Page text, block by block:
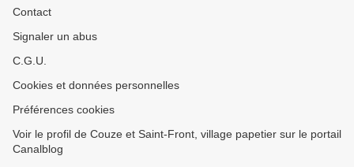
Contact
Signaler un abus
C.G.U.
Cookies et données personnelles
Préférences cookies
Voir le profil de Couze et Saint-Front, village papetier sur le portail
Canalblog